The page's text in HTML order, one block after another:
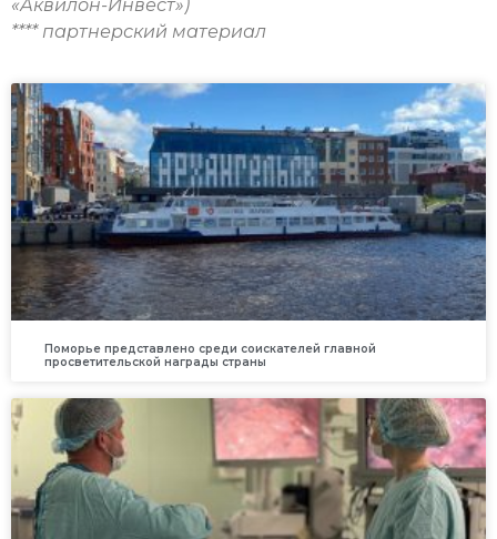
«Аквилон-Инвест»)
**** партнерский материал
Поморье представлено среди соискателей главной
просветительской награды страны